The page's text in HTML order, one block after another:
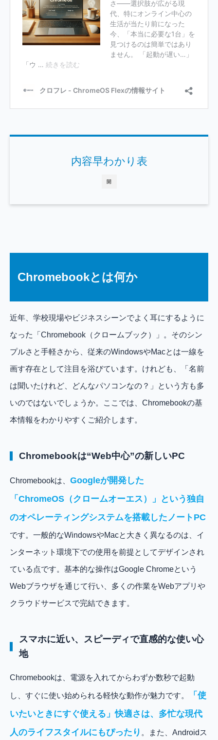
開
内容早わかり表
Chromebookとは何か
近年、学校現場やビジネスシーンでよく耳にするように
なった「Chromebook（クロームブック）」。そのシン
プルさと手軽さから、従来のWindowsやMacとは一線を
画す存在として注目を浴びています。けれども、「名前
は聞いたけれど、どんなパソコンなの？」という方も多
いのではないでしょうか。ここでは、Chromebookの基
本情報をわかりやすくご紹介します。
Chromebookは“Web中心”の新しいPC
Chromebookは、 Googleが開発した
「ChromeOS（クロームオーエス）」という独自
のオペレーティングシステムを搭載したノートPC
です。一般的なWindowsやMacと大きく異なるのは、イ
ンターネット環境下での使用を前提としてデザインされ
ている点です。基本的な操作はGoogle Chromeという
Webブラウザを通じて行い、多くの作業をWebアプリや
クラウドサービスで完結できます。
スマホに近い、スピーディで直感的な使い心
地
Chromebookは、電源を入れてからわずか数秒で起動
し、すぐに使い始められる軽快な動作が魅力です。
「使
いたいときにすぐ使える」快適さは、多忙な現代
人のライフスタイルにもぴったり 。また、Androidス